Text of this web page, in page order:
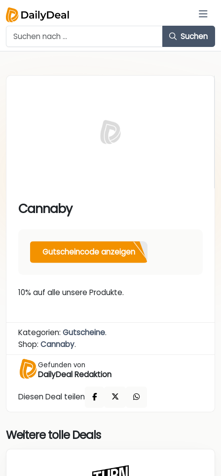
Suchen
Cannaby
Gutscheincode anzeigen
10% auf alle unsere Produkte.
Kategorien: Gutscheine.
Shop: Cannaby.
Gefunden von
DailyDeal Redaktion
Diesen Deal teilen
Weitere tolle Deals